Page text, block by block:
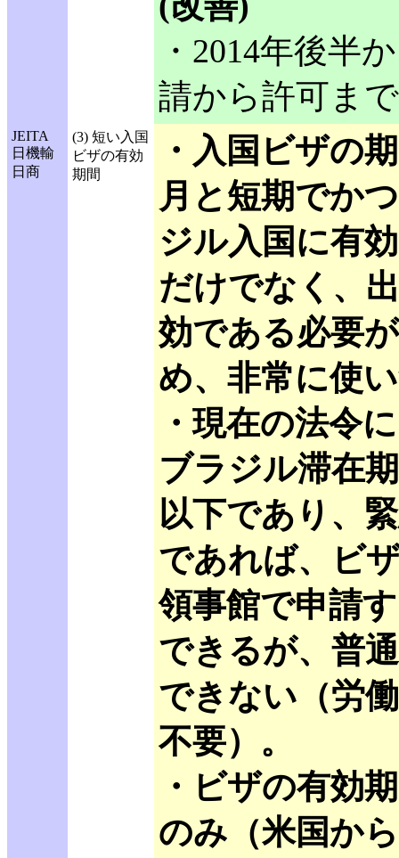
・2014年後半
請から許可ま
JEITA
日機輸
日商
(3) 短い入国
ビザの有効
期間
・入国ビザの
月と短期でか
ジル入国に有
だけでなく、
効である必要
め、非常に使
・現在の法令
ブラジル滞在
以下であり、
であれば、ビ
領事館で申請
できるが、普
できない（労
不要）。
・ビザの有効
のみ（米国か